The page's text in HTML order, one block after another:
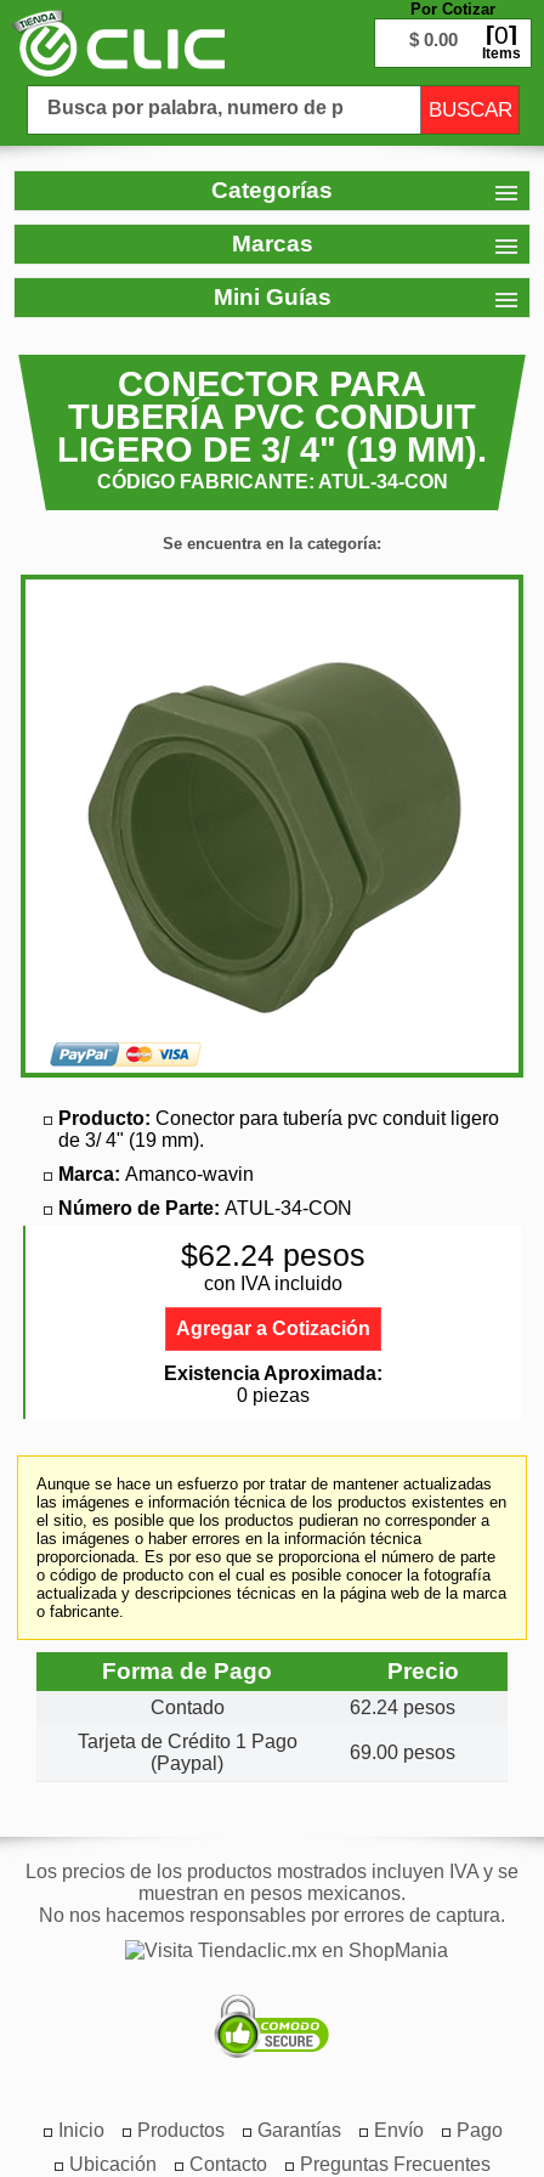
Por Cotizar
$ 0.00 0
Items
Categorías
Marcas
Mini Guías
CONECTOR PARA
TUBERÍA PVC CONDUIT
LIGERO DE 3/ 4" (19 MM).
CÓDIGO FABRICANTE: ATUL-34-CON
Se encuentra en la categoría:
Producto: Conector para tubería pvc conduit ligero
de 3/ 4" (19 mm).
Marca: Amanco-wavin
Número de Parte: ATUL-34-CON
$62.24 pesos
con IVA incluido
Agregar a Cotización
Existencia Aproximada:
0 piezas
Aunque se hace un esfuerzo por tratar de mantener actualizadas
las imágenes e información técnica de los productos existentes en
el sitio, es posible que los productos pudieran no corresponder a
las imágenes o haber errores en la información técnica
proporcionada. Es por eso que se proporciona el número de parte
o código de producto con el cual es posible conocer la fotografía
actualizada y descripciones técnicas en la página web de la marca
o fabricante.
Forma de Pago Precio
Contado
62.24 pesos
Tarjeta de Crédito 1 Pago
(Paypal)
69.00 pesos
Los precios de los productos mostrados incluyen IVA y se
muestran en pesos mexicanos.
No nos hacemos responsables por errores de captura.
Inicio Productos Garantías Envío
Pago
Ubicación
Contacto Preguntas Frecuentes